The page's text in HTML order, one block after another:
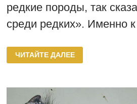
редкие породы, так
среди редких». Именно
ГОЛУБАЯ
ПОРОДА
ЦЕСАРОК
ЧИТАЙТЕ ДАЛЕЕ